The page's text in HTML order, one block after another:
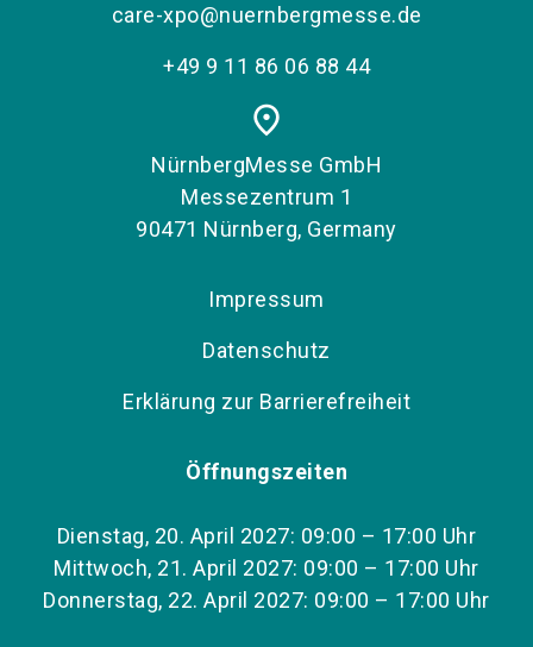
care-xpo@nuernbergmesse.de
+49 9 11 86 06 88 44
place
NürnbergMesse GmbH
Messezentrum 1
90471 Nürnberg, Germany
Impressum
Datenschutz
Erklärung zur Barrierefreiheit
Öffnungszeiten
Dienstag, 20. April 2027: 09:00 – 17:00 Uhr
Mittwoch, 21. April 2027: 09:00 – 17:00 Uhr
Donnerstag, 22. April 2027: 09:00 – 17:00 Uhr